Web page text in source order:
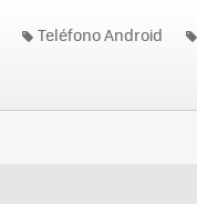
Teléfono Android